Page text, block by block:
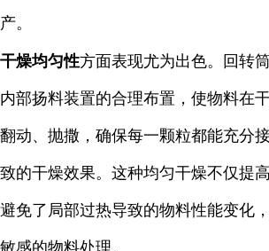
产。
干燥均匀性方面表现尤为出色。回转
内部扬料装置的合理布置，使物料在
翻动、抛撒，确保每一颗粒都能充分
致的干燥效果。这种均匀干燥不仅提
避免了局部过热导致的物料性能变化
敏感的物料处理。